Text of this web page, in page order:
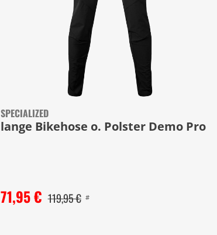
SPECIALIZED
lange Bikehose o. Polster Demo Pro
71,95 € 119,95 € #